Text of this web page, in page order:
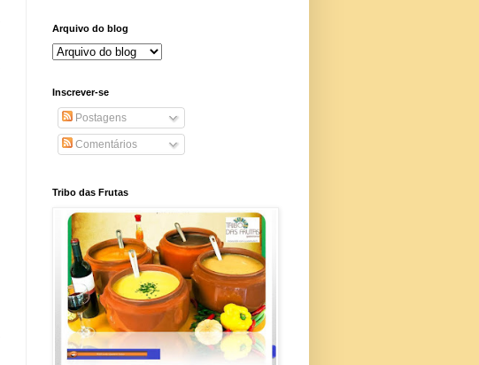
Arquivo do blog
Inscrever-se
Postagens
Comentários
Tribo das Frutas